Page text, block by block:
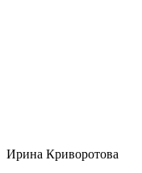
Ирина Криворотова